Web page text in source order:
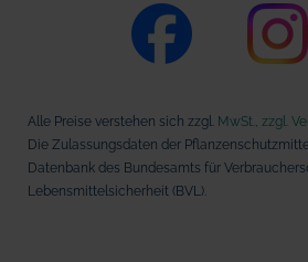
Alle Preise verstehen sich zzgl. MwSt., zzgl.
Die Zulassungsdaten der
Datenbank des Bundesamts für
Lebensmittelsicherheit (BVL).